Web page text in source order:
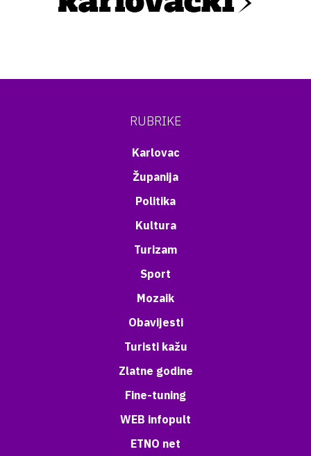
RUBRIKE
Karlovac
Županija
Politika
Kultura
Turizam
Sport
Mozaik
Obavijesti
Turisti kažu
Zlatne godine
Fine-tuning
WEB infopult
ETNO net